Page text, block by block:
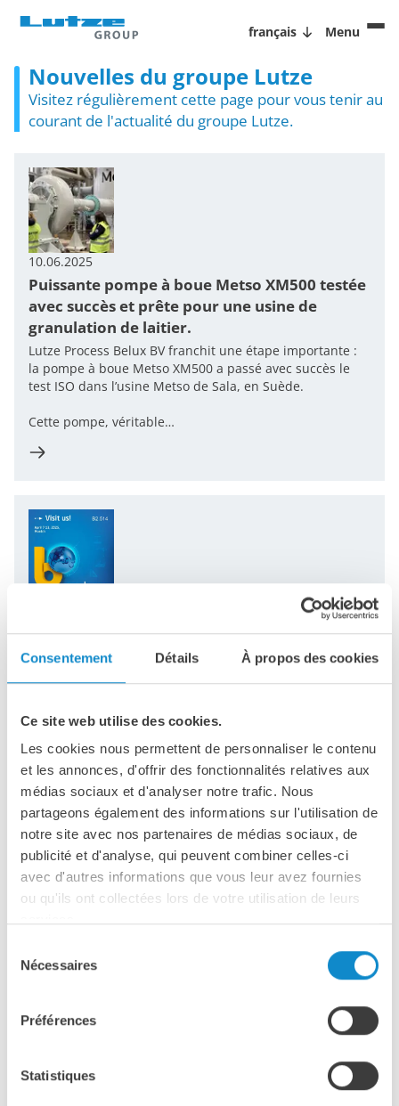
Consentement Détails À propos des cookies
Ce site web utilise des cookies.
Les cookies nous permettent de personnaliser le contenu
et les annonces, d'offrir des fonctionnalités relatives aux
médias sociaux et d'analyser notre trafic. Nous
partageons également des informations sur l'utilisation de
notre site avec nos partenaires de médias sociaux, de
publicité et d'analyse, qui peuvent combiner celles-ci
avec d'autres informations que vous leur avez fournies
ou qu'ils ont collectées lors de votre utilisation de leurs
Nécessaires
Préférences
Statistiques
français Menu
Nouvelles du groupe Lutze
Visitez régulièrement cette page pour vous tenir au
courant de l'actualité du groupe Lutze.
10.06.2025
Puissante pompe à boue Metso XM500 testée
avec succès et prête pour une usine de
granulation de laitier.
Lutze Process Belux BV franchit une étape importante :
la pompe à boue Metso XM500 a passé avec succès le
test ISO dans l’usine Metso de Sala, en Suède.
Cette pompe, véritable…
Rejoignez le groupe Lutze à Bauma 2025
Du 7 au 13 avril 2025, le salon international le plus
important au monde pour les solutions de construction,
d'exploitation minière et de transport prendra vie, et
01.01.2025
Le groupe Lutze reprend Fyksen
Transportbånd AS en Norvège
Le Groupe Lutze a acquis 100 % des parts de Fyksen
Transportbånd AS en Norvège. Depuis le 1er janvier